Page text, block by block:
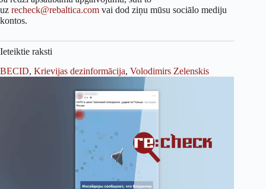
uz recheck@rebaltica.com vai dod ziņu mūsu sociālo mediju
kontos.
Ieteiktie raksti
BECID, Krievijas dezinformācija, Volodimirs Zelenskis